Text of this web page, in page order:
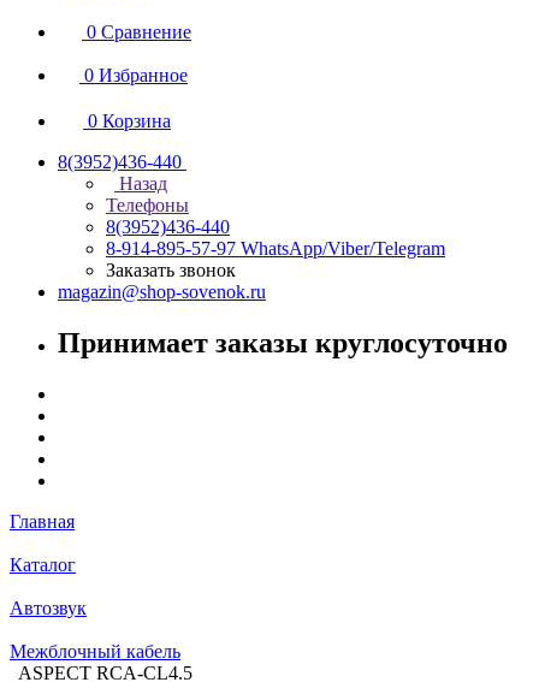
0 Сравнение
0 Избранное
0 Корзина
8(3952)436-440
Назад
Телефоны
8(3952)436-440
8-914-895-57-97 WhatsApp/Viber/Telegram
Заказать звонок
magazin@shop-sovenok.ru
Принимает заказы круглосуточно
Главная
Каталог
Автозвук
Межблочный кабель
ASPECT RCA-CL4.5